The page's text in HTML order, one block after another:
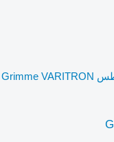
حصادة البطاطس Grimme VARITRON